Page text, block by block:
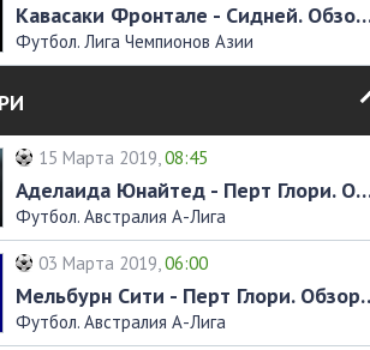
Кавасаки Фронтале -
Футбол. Лига Чемпионов Азии
15 Марта 2019,08:45
Аделаида Юнайтед - Перт
Футбол. Австралия А-Лига
03 Марта 2019,06:00
Мельбурн
Футбол. Австралия А-Лига